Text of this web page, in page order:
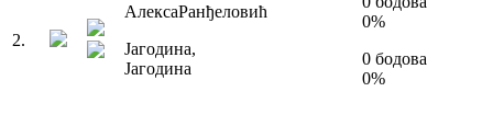
2.
АлексаРанђеловић
Јагодина,
Јагодина
0%
0 бодова
0%